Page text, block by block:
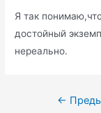
Я так
достойный
нереально.
Навигация
←